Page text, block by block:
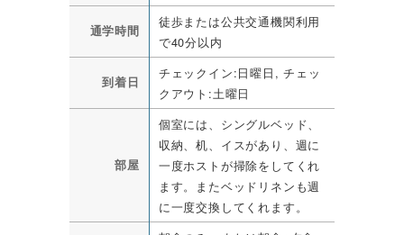
通学時間
徒歩または公共交通機関利用
で40分以内
到着日
チェックイン:日曜日, チェッ
クアウト:土曜日
部屋
個室には、シングルベッド、
収納、机、イスがあり、週に
一度ホストが掃除をしてくれ
ます。またベッドリネンも週
に一度交換してくれます。